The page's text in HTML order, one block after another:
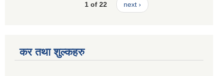
1 of 22 next ›
कर तथा शुल्कहरु